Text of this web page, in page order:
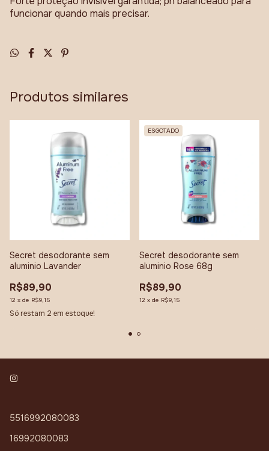
funcionar quando mais precisar.
Produtos similares
Secret desodorante sem
aluminio Lavander
R$89,90
12 x de R$9,15
Só restam 2 em estoque!
ESGOTADO
Secret desodorante sem
aluminio Rose 68g
R$89,90
12 x de R$9,15
5516992080083
16992080083